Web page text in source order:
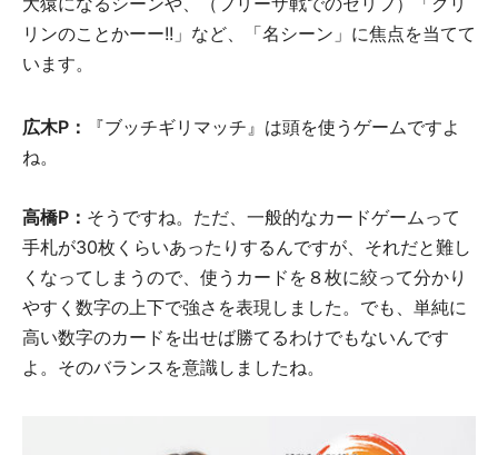
リンのことかーー!!」など、「名シーン」に焦点を当てて
います。
広木P：
『ブッチギリマッチ』は頭を使うゲームですよ
ね。
高橋P： そうですね。ただ、一般的なカードゲームって
手札が30枚くらいあったりするんですが、それだと難し
くなってしまうので、使うカードを８枚に絞って分かり
やすく数字の上下で強さを表現しました。でも、単純に
高い数字のカードを出せば勝てるわけでもないんです
よ。そのバランスを意識しましたね。